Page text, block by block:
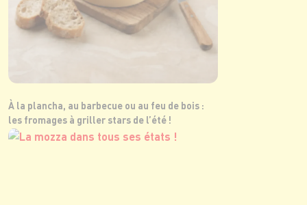
À la plancha, au barbecue ou au feu de bois :
les fromages à griller stars de l’été !